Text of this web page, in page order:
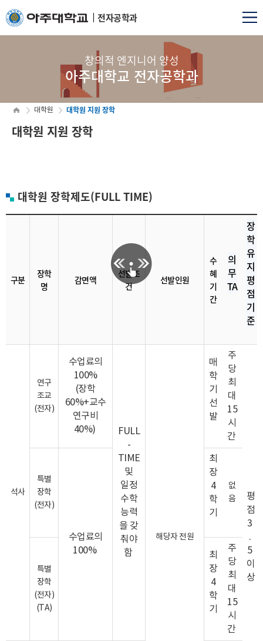
전자공학과
창의적 엔지니어 양성
아주대학교 전자공학과
대학원 대학원 지원 장학
대학원 지원 장학
대학원 장학제도(FULL TIME)
구분
장학
명
감면액
선발조
건
선발인원
수
혜
기
간
의
무
TA
장
학
유
지
평
점
기
준
석사
연구
조교
(전자)
수업료의
100%
(장학
60%+교수
연구비
40%)
FULL
-
TIME
및
일정
수학
능력
을 갖
춰야
함
해당자 전원
매
학
기
선
발
주
당
최
대
15
시
간
평
점
3
.
5
이
상
특별
장학
(전자)
수업료의
100%
최
장
4
학
기
없
음
특별
장학
(전자)
(TA)
최
장
4
학
기
주
당
최
대
15
시
간